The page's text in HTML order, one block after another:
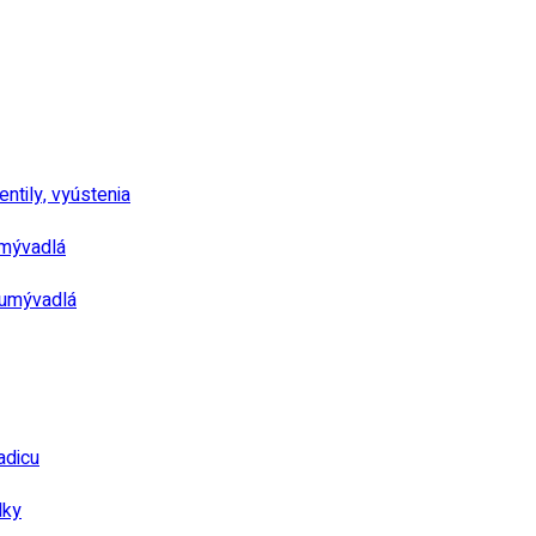
vyústenia